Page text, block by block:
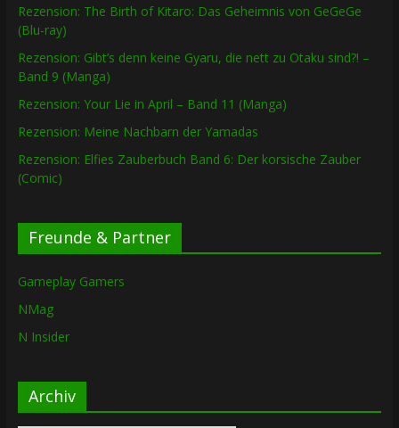
Rezension: The Birth of Kitaro: Das Geheimnis von GeGeGe
(Blu-ray)
Rezension: Gibt’s denn keine Gyaru, die nett zu Otaku sind?! –
Band 9 (Manga)
Rezension: Your Lie in April – Band 11 (Manga)
Rezension: Meine Nachbarn der Yamadas
Rezension: Elfies Zauberbuch Band 6: Der korsische Zauber
(Comic)
Freunde & Partner
Gameplay Gamers
NMag
N Insider
Archiv